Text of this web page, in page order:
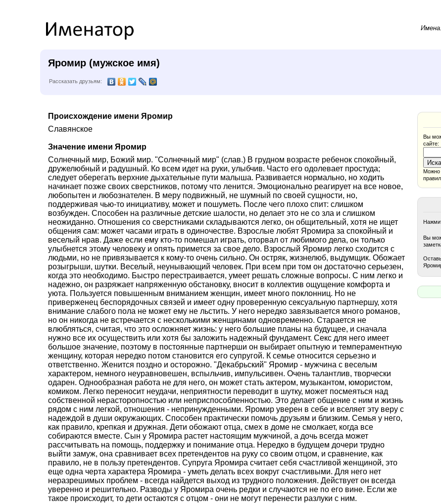
Яромир (мужское имя)
Рассказать друзьям:
Происхождение имени Яромир
Славянское
Значение имени Яромир
Солнечный мир, Божий мир. "Солнечный мир" (слав.) В грудном возрасте ребенок спокойный,
дружелюбный и радушный. Ко всем идет на руки, улыбчив. Часто его одолевает простуда;
следует оберегать верхние дыхательные пути малыша. Развивается нормально, но ходить
начинает позже своих сверстников, потому что ленится. Эмоционально реагирует на все новое,
любопытен и любознателен. В меру подвижный, не шумный по своей сущности, но,
поддерживая чью-то инициативу, может и пошуметь. После чего плохо спит: слишком
возбужден. Способен на различные детские шалости, но делает это не со зла и слишком
неожиданно. Отношения со сверстниками складываются легко, он общительный, хотя не ищет
общения сам: может часами играть в одиночестве. Взрослые любят Яромира за спокойный и
веселый нрав. Даже если ему кто-то помешал играть, оторвал от любимого дела, он только
улыбнется этому человеку и опять примется за свое дело. Взрослый Яромир легко сходится с
людьми, но не привязывается к кому-то очень сильно. Он остряк, жизнелюб, выдумщик. Обожает
розыгрыши, шутки. Веселый, неунывающий человек. При всем при том он достаточно серьезен,
когда это необходимо. Быстро перестраивается, умеет решать сложные вопросы. С ним легко и
надежно, он разряжает напряженную обстановку, вносит в коллектив ощущение комфорта и
уюта. Пользуется повышенным вниманием женщин, имеет много поклонниц. Но не
приверженец беспорядочных связей и имеет одну проверенную сексуальную партнершу, хотя
внимание слабого пола не может ему не льстить. У него нередко завязывается много романов,
но он никогда не встречается с несколькими женщинами одновременно. Старается не
влюбляться, считая, что это осложняет жизнь: у него большие планы на будущее, и сначала
нужно все их осуществить или хотя бы заложить надежный фундамент. Секс для него имеет
большое значение, поэтому в постоянные партнерши он выбирает опытную и темпераментную
женщину, которая нередко потом становится его супругой. К семье относится серьезно и
ответственно. Женится поздно и осторожно. "Декабрьский" Яромир - мужчина с веселым
характером, немного неуравновешен, вспыльчив, импульсивен. Очень талантлив, творчески
одарен. Однообразная работа не для него, он может стать актером, музыкантом, юмористом,
комиком. Легко переносит неудачи, неприятности переводит в шутку, может посмеяться над
собственной нерасторопностью или неприспособленностью. Это делает общение с ним и жизнь
рядом с ним легкой, отношения - непринужденными. Яромир уверен в себе и вселяет эту веру с
надеждой в души окружающих. Способен практически помочь друзьям и близким. Семья у него,
как правило, крепкая и дружная. Дети обожают отца, смех в доме не смолкает, когда все
собираются вместе. Сын у Яромира растет настоящим мужчиной, а дочь всегда может
рассчитывать на помощь, поддержку и понимание отца. Нередко в будущем дочери трудно
выйти замуж, она сравнивает всех претендентов на руку со своим отцом, и сравнение, как
правило, не в пользу претендентов. Супруга Яромира считает себя счастливой женщиной, это
еще одна черта характера Яромира - уметь делать всех вокруг счастливыми. Для него нет
неразрешимых проблем - всегда найдется выход из трудного положения. Действует он всегда
уверенно и решительно. Разводы у Яромира очень редки и случаются не по его вине. Если же
такое происходит, то дети остаются с отцом - они не могут перенести разлуки с ним.
Вы
сайте:
Можно
Вы